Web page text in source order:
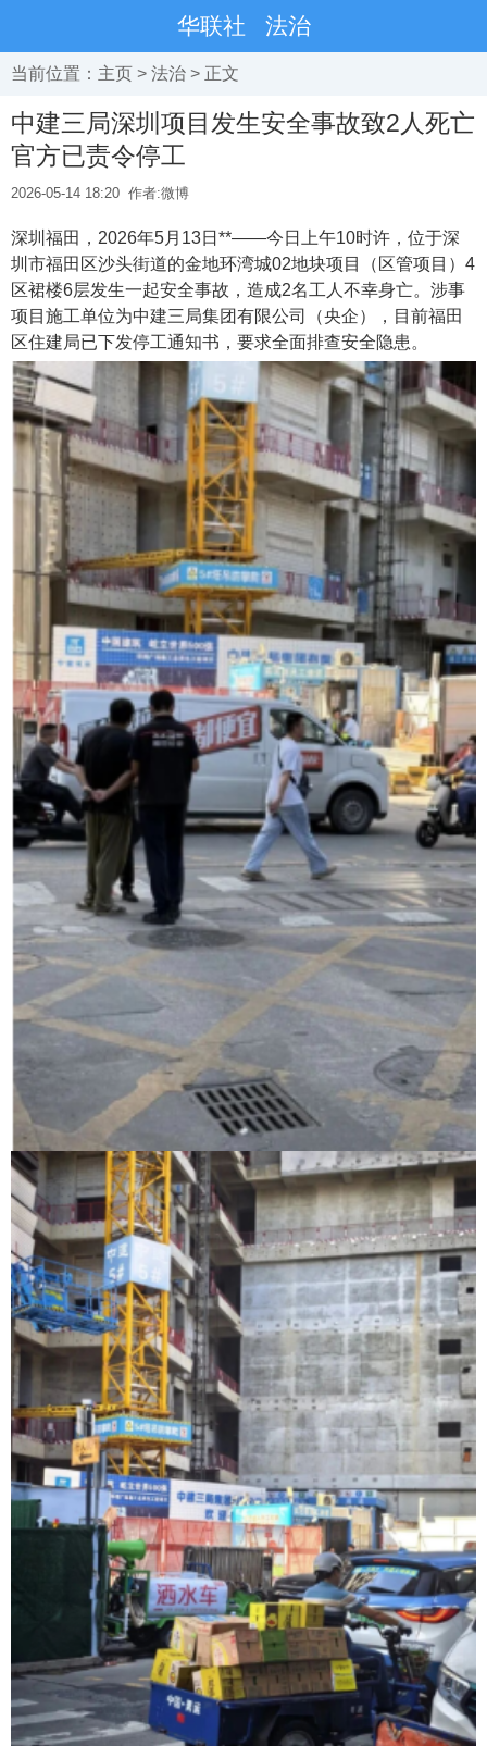
华联社 法治
当前位置： 主页 > 法治 > 正文
中建三局深圳项目发生安全事故致2人死亡
官方已责令停工
2026-05-14 18:20 作者:微博
深圳福田，2026年5月13日**——今日上午10时许，位于深
圳市福田区沙头街道的金地环湾城02地块项目（区管项目）4
区裙楼6层发生一起安全事故，造成2名工人不幸身亡。涉事
项目施工单位为中建三局集团有限公司（央企），目前福田
区住建局已下发停工通知书，要求全面排查安全隐患。